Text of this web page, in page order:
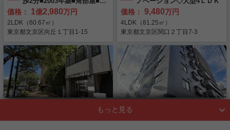
日程 2026年7月25日（土）
会場
文京福祉センター江戸川橋「地域
活動室B」
〒112-0006 東京都文京区小日向2-
16-15
アクセス
東京メトロ有楽町線「江戸川橋
◆本駒込の閑静な住宅街 全３区画！
◆建築条件なし！ お好きなハウスメーカで建築できます！
◆参考プランございます！
◆全区画まとめての一括販売もご相談できます！
当日は現地にスタッフを配置していますので、お気軽にお越し下さい。（予約
不要）
皆様のご来場心よりお待ちしております。
※天候状況により、予告なく中止となる場合がございます。
物件の詳細は、こちらです。
また、改めて修理対応が必要な場合は、休業期間明けに弊社にて対応させて頂
きます。
ます。
なお、同サービスにて部品交換および応急処置を超える作業を行った場合は借
主様負担となり、貸主様へのご請求も出来ませんので、ご注意下さい。
万一、契約外のサービス会社へ連絡した場合、作業が行えたとしても借主様の
い。
また、改めて修理対応が必要な場合は、休業期間明けに弊社にて対応させて頂
きます。
ご不便をおかけいたしますが、ご理解とご協力を賜りますようお願い申し上げ
ます。
いつも実用春日ホームのホームページをご覧頂きありがとうございます。
この度、弊社マルタコーポレーション事業部につきまして、千駄木店と店舗名
称を変更し、リニューアルオープン致しました。
これまでと変わらず、千駄木の地に根付いたアットホームな接客とお客様サー
ますようお願い申し上げます。
今後とも、お客様にご満足いただけるサービスの提供に努めてまいりますの
で、引き続き実用春日ホームをご愛顧賜りますよう、よろしくお願い申し上げ
ます。
また、水漏れトラブル等に関し、弊社管理物件にお住まいで２４時間かけつけ
サービスにご加入頂いている場合は、各対応会社にて水漏れ等についての応急
処置が可能です。
サービス内容につきましては、お手元の契約書類に同封のかけつけサービス資
ご連絡先は対応会社により異なりますので、加入先へご連絡をお願い致しま
す。
ＪＢＲ： 0120-661-024（24時間365日）
コンシェルジュ24： 0120-55-9989（24時間365日）
AIG損害保険： 0120-535-452（24時間365日）
東京海上ミレア保険： 0120-365-935（24時間365日）
休業期間中に頂戴したメールへの返信は、休業期間開けにさせていただきます
ので、ご容赦の程宜しくお願い致します。
５月８日より通常営業致します。（春日町店のみ５月７日より営業致しま
す。）
また、水漏れトラブル等に関し、弊社管理物件にお住まいで２４時間かけつけ
サービスにご加入頂いている場合は、各対応会社にて水漏れ等についての応急
処置が可能です。
サービス内容につきましては、お手元の契約書類に同封のかけつけサービス資
料をご覧下さい。
ＪＢＲ： 0120-661-024（24時間365日）
年末年始休業のお知らせ
いつも実用春日ホームのホームページをご覧頂きありがとうございます。
休業期間中に頂戴したメールへの返信は、休業期間開けにさせていただきます
ので、ご容赦の程宜しくお願い致します。
1月5日より全店通常営業致します。
また、水漏れトラブル等に関し、弊社管理物件にお住まいで２４時間かけつけ
サービスにご加入頂いている場合は、各対応会社にて水漏れ等についての応急
処置が可能です。
サービス内容につきましては、お手元の契約書類に同封のかけつけサービス資
ノベーション物件■
価格： 1億2,980万円
2LDK（60.67㎡）
東京都文京区向丘１丁目1-15
価格：9,480万円
4LDK（81.25㎡）
東京都文京区関口２丁目7-3